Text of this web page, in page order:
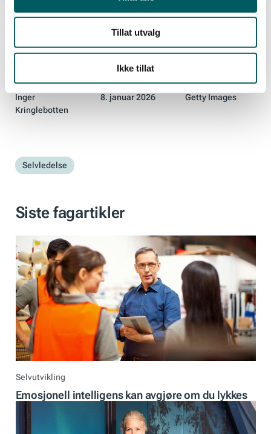
Tillat utvalg
Ikke tillat
Kilde: Harvard Business Review
Skrevet av
Inger
Kringlebotten
Dato
8. januar 2026
Foto
Getty Images
Selvledelse
Siste fagartikler
Selvutvikling
Emosjonell intelligens kan avgjøre om du lykkes